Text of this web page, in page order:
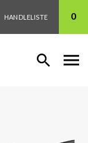
HANDLELISTE 0